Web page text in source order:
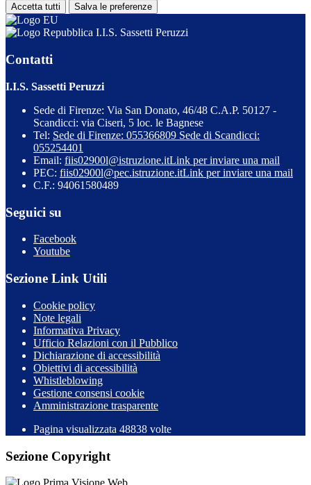
Accetta tutti Salva le preferenze
I.I.S. Sassetti Peruzzi
Contatti
I.I.S. Sassetti Peruzzi
Sede di Firenze: Via San Donato, 46/48 C.A.P. 50127 -
Scandicci: via Ciseri, 5 loc. le Bagnese
Tel: Sede di Firenze: 055366809 Sede di Scandicci:
055254401
Email: fiis02900l@istruzione.itLink per inviare una mail
PEC: fiis02900l@pec.istruzione.itLink per inviare una mail
C.F.: 94061580489
Seguici su
Facebook
Youtube
Sezione Link Utili
Cookie policy
Note legali
Informativa Privacy
Ufficio Relazioni con il Pubblico
Dichiarazione di accessibilità
Obiettivi di accessibilità
Whistleblowing
Gestione consensi cookie
Amministrazione trasparente
Pagina visualizzata 48838 volte
Sezione Copyright